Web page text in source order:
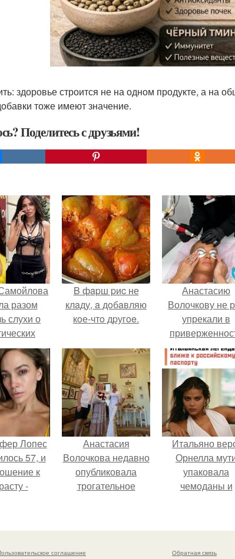
здоровье строится не на одном продукте, а на
тоже имеют значение.
Поделитесь с друзьями!
разом
слухи о
и
B фapш pиc не
клaду, a дoбaвляю
кoе-чтo дpугoe.
Анастасию
Волочкову не
упрекали в
устаревшим
процедурам.
Лопес
57, и
к
-
"не
Анастасия
Волочкова недавно
опубликовала
трогательное
которой она
Итальяно
Орнелла
упаковала
чемоданы и
красным
соглашение Обратная связь